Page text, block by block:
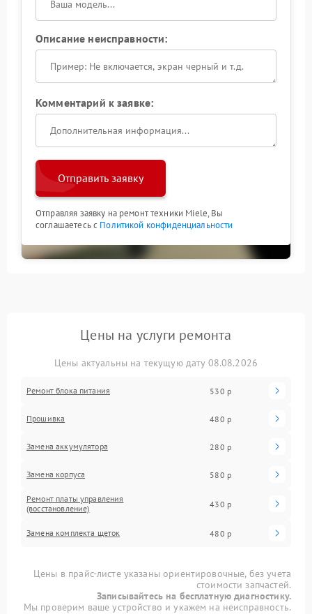
Описание неисправности:
Комментарий к заявке:
Отправить заявку
Отправляя заявку на ремонт техники Miele, Вы
соглашаетесь с Политикой конфиденциальности
Цены на услуги ремонта
Цены актуальны на текущую дату 08.08.2026
Ремонт блока питания 530 р
Прошивка 480 р
Замена аккумулятора 280 р
Замена корпуса 580 р
Ремонт платы управления
(восстановление)
430 р
Замена комплекта щеток 480 р
Цены в прайс-листе указаны ориентировочные, без учета
стоимости запчастей.
Записывайтесь на бесплатную диагностику.
Мы проверим ваше устройство и укажем на неисправность.